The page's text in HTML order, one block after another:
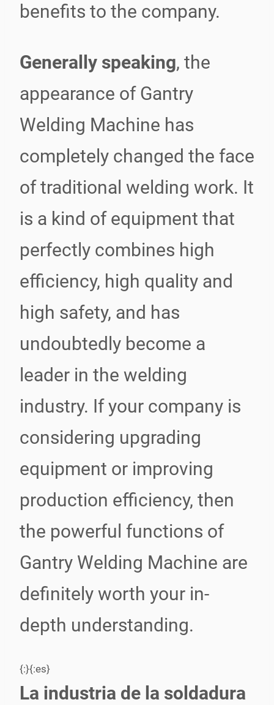
benefits to the company.
Generally speaking, the
appearance of Gantry
Welding Machine has
completely changed the face
of traditional welding work. It
is a kind of equipment that
perfectly combines high
efficiency, high quality and
high safety, and has
undoubtedly become a
leader in the welding
industry. If your company is
considering upgrading
equipment or improving
production efficiency, then
the powerful functions of
Gantry Welding Machine are
definitely worth your in-
depth understanding.
{:}{:es}
La industria de la soldadura